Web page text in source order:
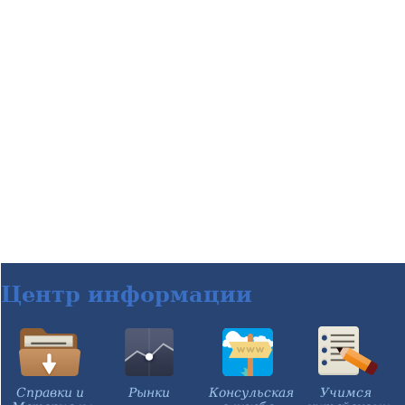
Центр информации
Справки и
Рынки
Консульская
Учимся